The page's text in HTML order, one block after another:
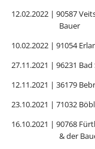
12.02.2022 | 90587
Bauer
10.02.2022 | 91054
27.11.2021 | 96231
12.11.2021 | 36179
23.10.2021 | 71032
16.10.2021 | 90768
& der